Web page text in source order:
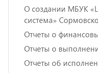
О создании МБУК
система»
Отчеты о
Отчеты о
Отчеты об